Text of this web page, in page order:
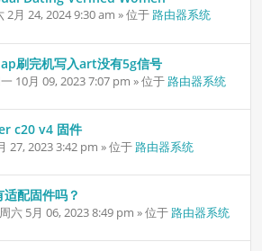
2月 24, 2024 9:30 am » 位于 路由器系统
刷完机写入art没有5g信号
10月 09, 2023 7:07 pm » 位于 路由器系统
c20 v4 固件
27, 2023 3:42 pm » 位于 路由器系统
配固件吗？
六 5月 06, 2023 8:49 pm » 位于 路由器系统